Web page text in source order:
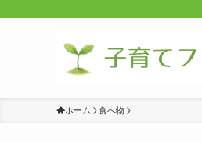
ホーム 食べ物